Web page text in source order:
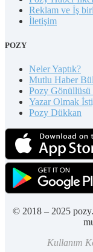
Reklam ve İş
İletişim
POZY
Neler Yaptık?
Mutlu Haber
Pozy Gönüllüsü
Yazar Olmak
Pozy Dükkan
© 2018 – 2025
Kullanım